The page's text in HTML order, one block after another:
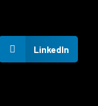
LinkedIn